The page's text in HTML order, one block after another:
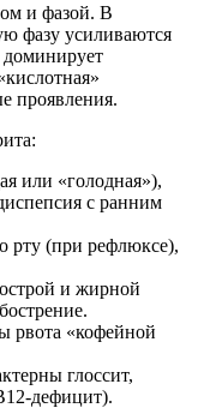
и фазой. В
фазу усиливаются
доминирует
проявления.
или «голодная»),
с ранним
рту (при рефлюксе),
и жирной
рвота «кофейной
глоссит,
дефицит).